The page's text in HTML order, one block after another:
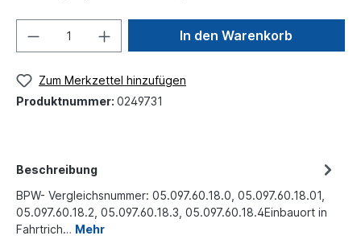
In den Warenkorb
Zum Merkzettel hinzufügen
Produktnummer: 0249731
Beschreibung
BPW- Vergleichsnummer: 05.097.60.18.0, 05.097.60.18.01,
05.097.60.18.2, 05.097.60.18.3, 05.097.60.18.4Einbauort in
Fahrtrich… Mehr